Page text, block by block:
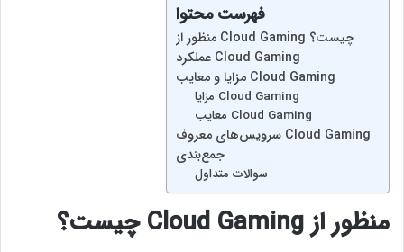
فهرست محتوا
منظور از Cloud Gaming چیست؟
عملکرد Cloud Gaming
مزایا و معایب Cloud Gaming
مزایا Cloud Gaming
معایب Cloud Gaming
سرویس‌های معروف Cloud Gaming
جمع‌بندی
سوالات متداول
منظور ازCloud Gamingچیست؟